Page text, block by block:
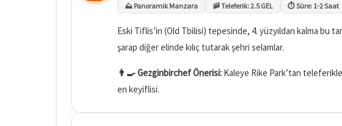
⛰️ Panoramik Manzara 🚠 Teleferik: 2.5 GEL ⏱️ Süre: 1-2 Saat
Eski Tiflis’in (Old Tbilisi) tepesinde, 4. yüzyıldan kalma bu
şarap diğer elinde kılıç tutarak şehri selamlar.
👨‍🍳 Gezginbirchef Önerisi: Kaleye Rike Park’tan teleferikle
en keyiflisi.